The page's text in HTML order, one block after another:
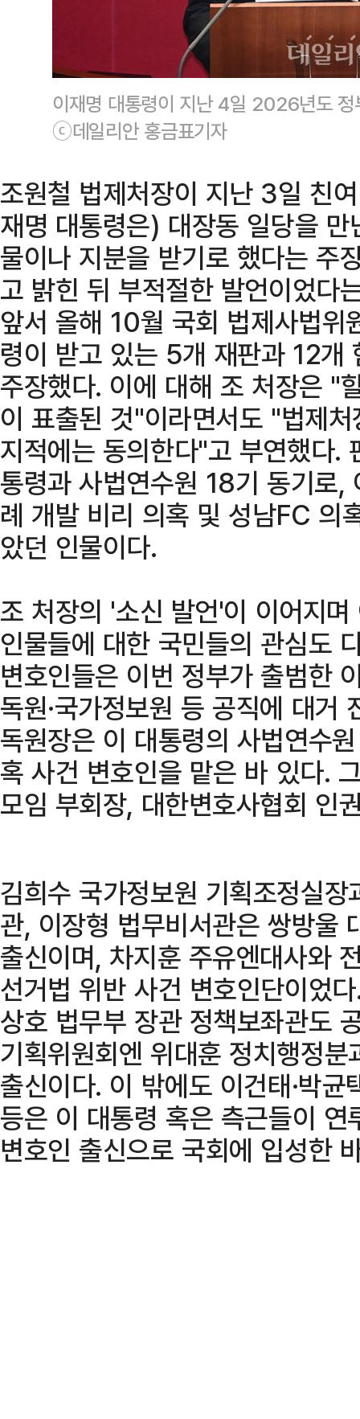
이재명 대통령이 지난 4일 2026년도
ⓒ데일리안 홍금표기자
조원철 법제처장이 지난 3일 친
재명 대통령은) 대장동 일당을
물이나 지분을 받기로 했다는 주
고 밝힌 뒤 부적절한 발언이었다
앞서 올해 10월 국회 법제사법위
령이 받고 있는 5개 재판과 12개
주장했다. 이에 대해 조 처장은 "
이 표출된 것"이라면서도 "법제
지적에는 동의한다"고 부연했다.
통령과 사법연수원 18기 동기로,
례 개발 비리 의혹 및 성남FC 의
았던 인물이다.
조 처장의 '소신 발언'이 이어지
인물들에 대한 국민들의 관심도
변호인들은 이번 정부가 출범한
독원·국가정보원 등 공직에 대거
독원장은 이 대통령의 사법연수
혹 사건 변호인을 맡은 바 있다.
모임 부회장, 대한변호사협회 인
김희수 국가정보원 기획조정실
관, 이장형 법무비서관은 쌍방울
출신이며, 차지훈 주유엔대사와
선거법 위반 사건 변호인단이었
상호 법무부 장관 정책보좌관도
기획위원회엔 위대훈 정치행정
출신이다. 이 밖에도 이건태·박균
등은 이 대통령 혹은 측근들이
변호인 출신으로 국회에 입성한